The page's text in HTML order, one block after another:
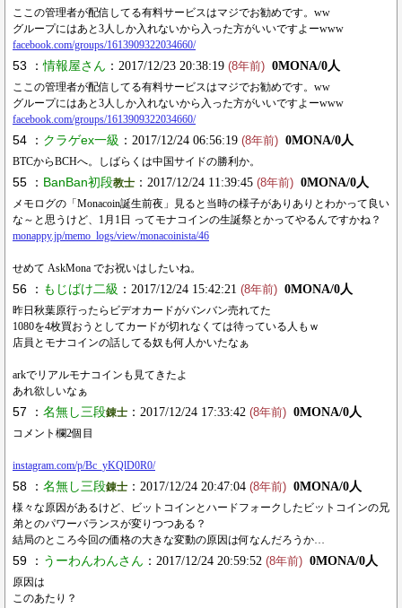
ここの管理者が配信してる有料サービスはマジでお勧めです。ww
グループにはあと3人しか入れないから入った方がいいですよーwww
facebook.com/groups/1613909322034660/
53 ：情報屋さん ：2017/12/23 20:38:19 (8年前) 0MONA/0人
ここの管理者が配信してる有料サービスはマジでお勧めです。ww
グループにはあと3人しか入れないから入った方がいいですよーwww
facebook.com/groups/1613909322034660/
54 ： クラゲex一級 ：2017/12/24 06:56:19 (8年前) 0MONA/0人
BTCからBCHへ。しばらくは中国サイドの勝利か。
55 ： BanBan初段教士 ：2017/12/24 11:39:45 (8年前) 0MONA/0人
メモログの「Monacoin誕生前夜」見ると当時の様子がありありとわかって良い
な～と思うけど、1月1日 ってモナコインの生誕祭とかってやるんですかね？
monappy.jp/memo_logs/view/monacoinista/46
せめて AskMona でお祝いはしたいね。
56 ： もじばけ二級 ：2017/12/24 15:42:21 (8年前) 0MONA/0人
昨日秋葉原行ったらビデオカードがバンバン売れてた
1080を4枚買おうとしてカードが切れなくては待っている人もｗ
店員とモナコインの話してる奴も何人かいたなぁ
arkでリアルモナコインも見てきたよ
あれ欲しいなぁ
57 ： 名無し三段錬士 ：2017/12/24 17:33:42 (8年前) 0MONA/0人
コメント欄2個目
instagram.com/p/Bc_yKQlD0R0/
58 ： 名無し三段錬士 ：2017/12/24 20:47:04 (8年前) 0MONA/0人
様々な原因があるけど、ビットコインとハードフォークしたビットコインの兄
弟とのパワーバランスが変りつつある？
結局のところ今回の価格の大きな変動の原因は何なんだろうか…
59 ： うーわんわんさん ：2017/12/24 20:59:52 (8年前) 0MONA/0人
原因は
このあたり？